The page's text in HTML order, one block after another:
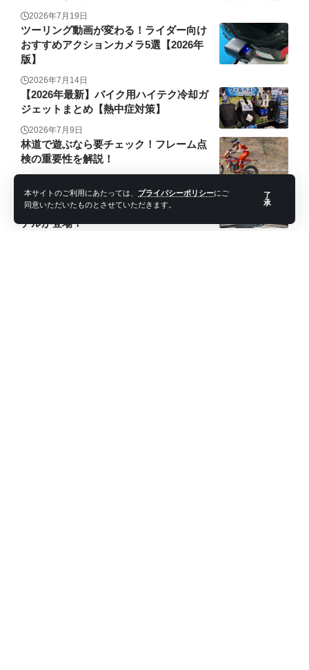
本サイトのご利用にあたっては、 プライバシーポリシーにご
同意いただいたものとさせていただきます。
了
承
2026年7月19日
ツーリング動画が変わる！ライダー向け
おすすめアクションカメラ5選【2026年
版】
2026年7月14日
【2026年最新】バイク用ハイテク冷却ガ
ジェットまとめ【熱中症対策】
2026年7月9日
林道で遊ぶなら要チェック！フレーム点
検の重要性を解説！
【KTM】自社開発のWPブレーキシステ
ムを導入したKTM 390 DUKE 2026年モ
デルが登場！